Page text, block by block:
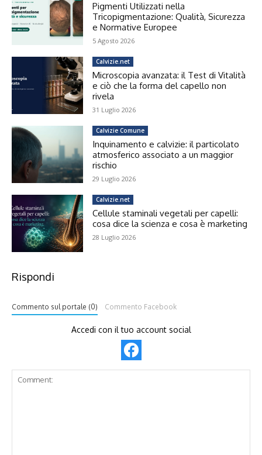
Pigmenti Utilizzati nella
Tricopigmentazione: Qualità, Sicurezza
e Normative Europee
5 Agosto 2026
Calvizie.net
Microscopia avanzata: il Test di Vitalità
e ciò che la forma del capello non
rivela
31 Luglio 2026
Calvizie Comune
Inquinamento e calvizie: il particolato
atmosferico associato a un maggior
rischio
29 Luglio 2026
Calvizie.net
Cellule staminali vegetali per capelli:
cosa dice la scienza e cosa è marketing
28 Luglio 2026
Rispondi
Commento sul portale (0) Commento Facebook
Accedi con il tuo account social